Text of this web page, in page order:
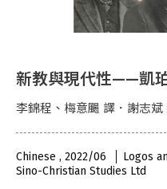
新教與現代性——凱
李錦程、梅意颺 譯．謝志斌
Chinese , 2022/06
Logos
Sino-Christian Studies Ltd